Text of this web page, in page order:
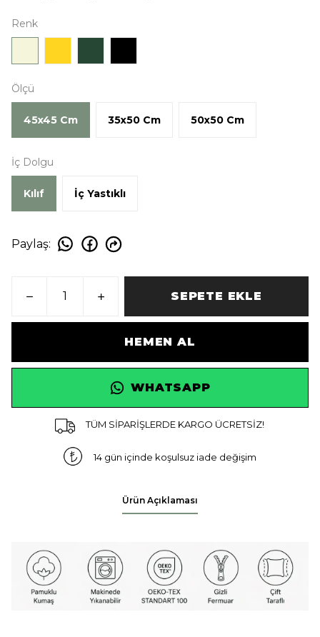
Renk
Ölçü
45x45 Cm 35x50 Cm 50x50 Cm
İç Dolgu
Kılıf İç Yastıklı
Paylaş:
SEPETE EKLE
HEMEN AL
WHATSAPP
TÜM SİPARİŞLERDE KARGO ÜCRETSİZ!
14 gün içinde koşulsuz iade değişim
Ürün Açıklaması